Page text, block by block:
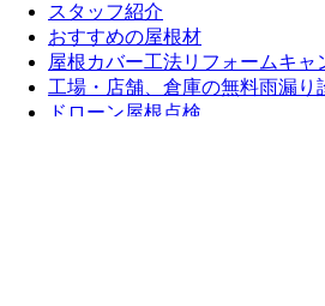
スタッフ紹介
おすすめの屋根材
屋根カバー工法リフォームキャ
工場・店舗、倉庫の無料雨漏り
ドローン屋根点検